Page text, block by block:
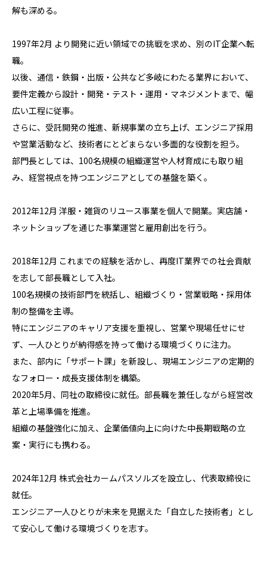
解も深める。
1997年2月 より開発に近い領域での挑戦を求め、別のIT企業へ転
職。
以後、通信・鉄鋼・出版・公共など多岐にわたる業界において、
要件定義から設計・開発・テスト・運用・マネジメントまで、幅
広い工程に従事。
さらに、受託開発の推進、新規事業の立ち上げ、エンジニア採用
や営業活動など、技術者にとどまらない多面的な役割を担う。
部門長としては、100名規模の組織運営や人材育成にも取り組
み、経営視点を持つエンジニアとしての基盤を築く。
2012年12月 洋服・雑貨のリユース事業を個人で開業。実店舗・
ネットショップを通じた事業運営と雇用創出を行う。
2018年12月 これまでの経験を活かし、再度IT業界での社会貢献
を志して部長職として入社。
100名規模の技術部門を統括し、組織づくり・営業戦略・採用体
制の整備を主導。
特にエンジニアのキャリア支援を重視し、営業や現場任せにせ
ず、一人ひとりが納得感を持って働ける環境づくりに注力。
また、部内に「サポート課」を新設し、現場エンジニアの定期的
なフォロー・成長支援体制を構築。
2020年5月、同社の取締役に就任。部長職を兼任しながら経営改
革と上場準備を推進。
組織の基盤強化に加え、企業価値向上に向けた中長期戦略の立
案・実行にも携わる。
2024年12月 株式会社カームパスソルズを設立し、代表取締役に
就任。
エンジニア一人ひとりが未来を見据えた「自立した技術者」とし
て安心して働ける環境づくりを志す。